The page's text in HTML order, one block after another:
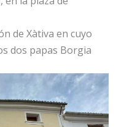
de Xàtiva en cuyo
dos papas Borgia